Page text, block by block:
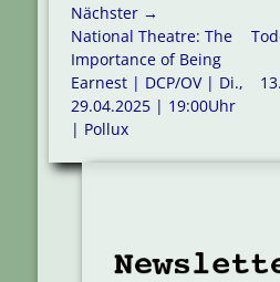
Beitragsnavigation
Nächster →
Nächster
Beitrag:
National Theatre: The
Importance of Being
Earnest | DCP/OV | Di.,
29.04.2025 | 19:00Uhr
| Pollux